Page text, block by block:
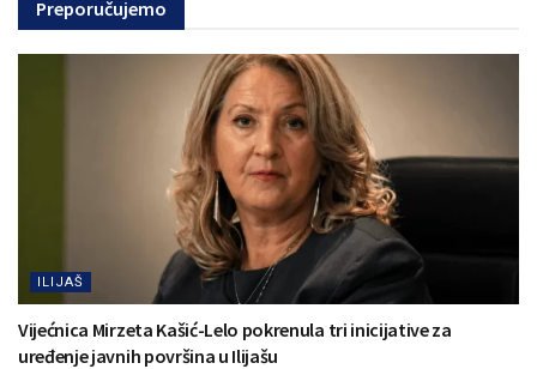
Preporučujemo
ILIJAŠ
Vijećnica Mirzeta Kašić-Lelo pokrenula tri inicijative za
uređenje javnih površina u Ilijašu